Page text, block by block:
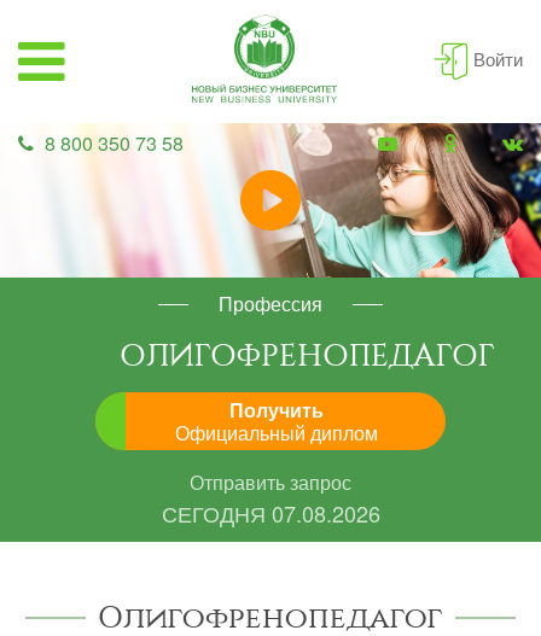
Войти
8 800 350 73 58
Профессия
ОЛИГОФРЕНОПЕДАГОГ
Получить
Официальный диплом
Отправить запрос
СЕГОДНЯ 07.08.2026
Олигофренопедагог